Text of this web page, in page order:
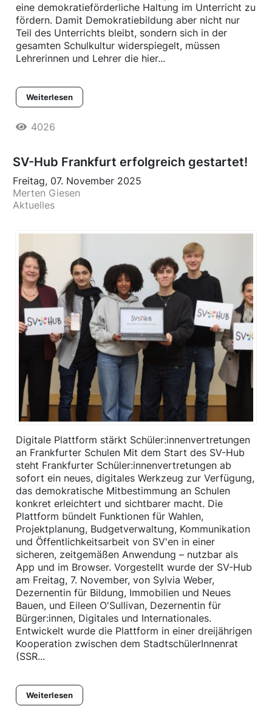
eine demokratieförderliche Haltung im Unterricht zu
fördern. Damit Demokratiebildung aber nicht nur
Teil des Unterrichts bleibt, sondern sich in der
gesamten Schulkultur widerspiegelt, müssen
Lehrerinnen und Lehrer die hier...
Weiterlesen
4026
SV-Hub Frankfurt erfolgreich gestartet!
Freitag, 07. November 2025
Merten Giesen
Aktuelles
Digitale Plattform stärkt Schüler:innenvertretungen
an Frankfurter Schulen Mit dem Start des SV-Hub
steht Frankfurter Schüler:innenvertretungen ab
sofort ein neues, digitales Werkzeug zur Verfügung,
das demokratische Mitbestimmung an Schulen
konkret erleichtert und sichtbarer macht. Die
Plattform bündelt Funktionen für Wahlen,
Projektplanung, Budgetverwaltung, Kommunikation
und Öffentlichkeitsarbeit von SV'en in einer
sicheren, zeitgemäßen Anwendung – nutzbar als
App und im Browser. Vorgestellt wurde der SV-Hub
am Freitag, 7. November, von Sylvia Weber,
Dezernentin für Bildung, Immobilien und Neues
Bauen, und Eileen O'Sullivan, Dezernentin für
Bürger:innen, Digitales und Internationales.
Entwickelt wurde die Plattform in einer dreijährigen
Kooperation zwischen dem StadtschülerInnenrat
(SSR...
Weiterlesen